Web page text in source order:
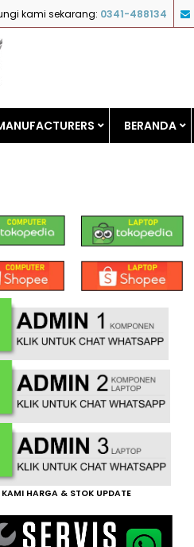
kami sekarang: 0341-488134
BERANDA
KAMI HARGA & STOK UPDATE